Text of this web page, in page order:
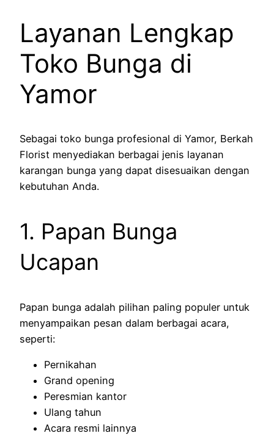
Layanan Lengkap
Toko Bunga di
Yamor
Sebagai toko bunga profesional di Yamor, Berkah
Florist menyediakan berbagai jenis layanan
karangan bunga yang dapat disesuaikan dengan
kebutuhan Anda.
1. Papan Bunga
Ucapan
Papan bunga adalah pilihan paling populer untuk
menyampaikan pesan dalam berbagai acara,
seperti:
Pernikahan
Grand opening
Peresmian kantor
Ulang tahun
Acara resmi lainnya